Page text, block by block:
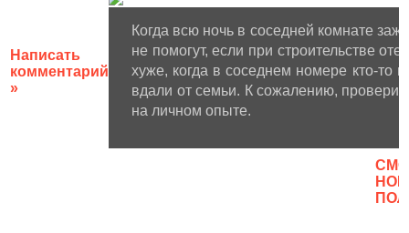
Написать
комментарий
»
Когда всю ночь в соседней комнате
не помогут, если при строительстве
хуже, когда в соседнем номере кто-то
вдали от семьи. К сожалению,
на личном опыте.